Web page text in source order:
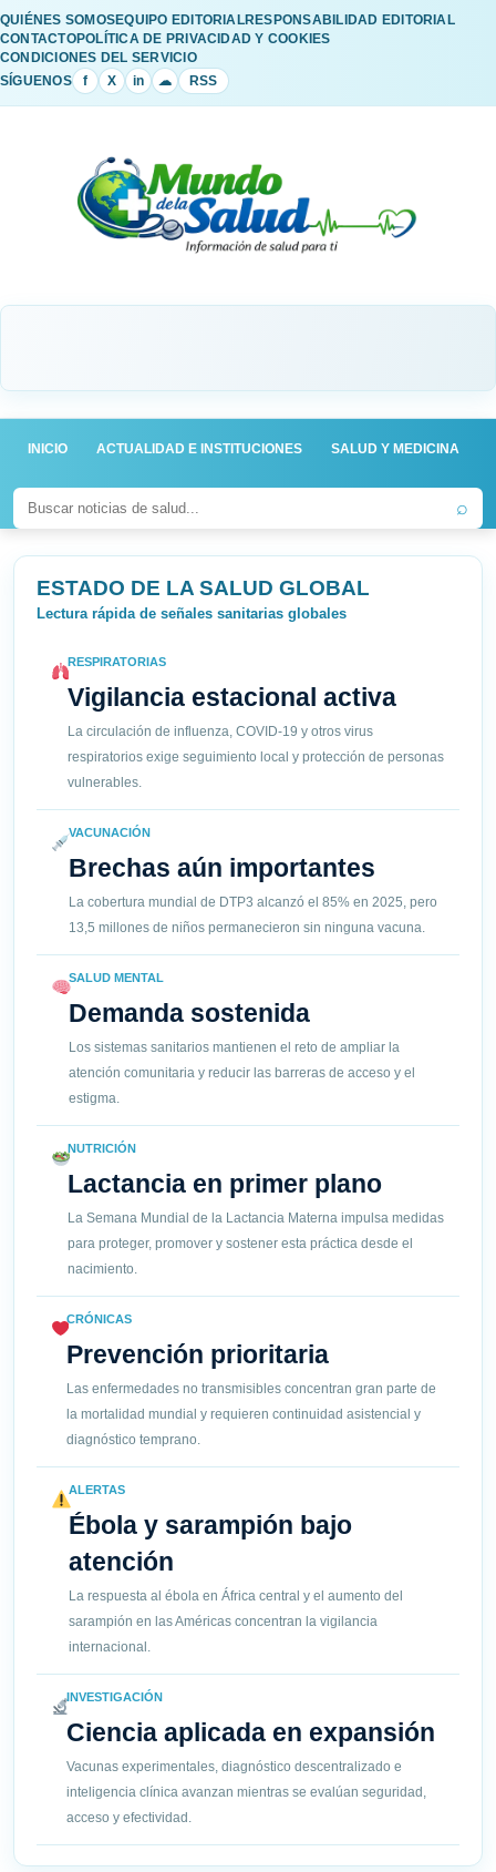
QUIÉNES SOMOSEQUIPO EDITORIALRESPONSABILIDAD EDITORIAL
CONTACTOPOLÍTICA DE PRIVACIDAD Y COOKIES
CONDICIONES DEL SERVICIO
SÍGUENOS
f X in ☁ RSS
INICIO ACTUALIDAD E INSTITUCIONES SALUD Y MEDICINA
⌕
ESTADO DE LA SALUD GLOBAL
Lectura rápida de señales sanitarias globales
RESPIRATORIAS
Vigilancia estacional activa
La circulación de influenza, COVID-19 y otros virus
respiratorios exige seguimiento local y protección de personas
vulnerables.
VACUNACIÓN
Brechas aún importantes
La cobertura mundial de DTP3 alcanzó el 85% en 2025, pero
13,5 millones de niños permanecieron sin ninguna vacuna.
SALUD MENTAL
Demanda sostenida
Los sistemas sanitarios mantienen el reto de ampliar la
atención comunitaria y reducir las barreras de acceso y el
estigma.
NUTRICIÓN
Lactancia en primer plano
La Semana Mundial de la Lactancia Materna impulsa medidas
para proteger, promover y sostener esta práctica desde el
nacimiento.
CRÓNICAS
Prevención prioritaria
Las enfermedades no transmisibles concentran gran parte de
la mortalidad mundial y requieren continuidad asistencial y
diagnóstico temprano.
ALERTAS
Ébola y sarampión bajo
atención
La respuesta al ébola en África central y el aumento del
sarampión en las Américas concentran la vigilancia
internacional.
INVESTIGACIÓN
Ciencia aplicada en expansión
Vacunas experimentales, diagnóstico descentralizado e
inteligencia clínica avanzan mientras se evalúan seguridad,
acceso y efectividad.